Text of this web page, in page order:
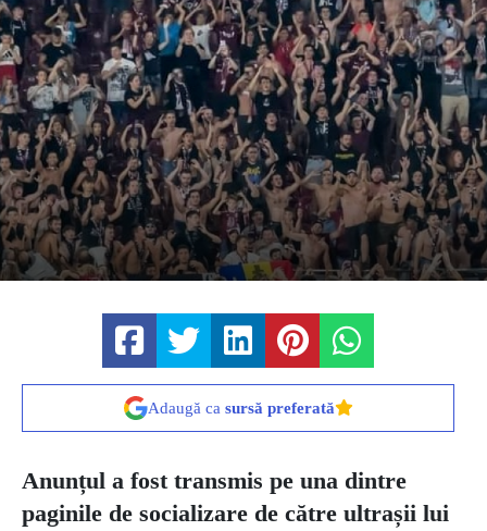
Adaugă ca sursă preferată
Anunțul a fost transmis pe una dintre
paginile de socializare de către ultrașii lui